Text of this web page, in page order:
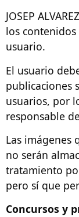
JOSEP
los
usuario.
El usuario
publicaciones
usuarios, por
responsable
Las imágenes
no serán
tratamiento por
pero sí que
Concursos y